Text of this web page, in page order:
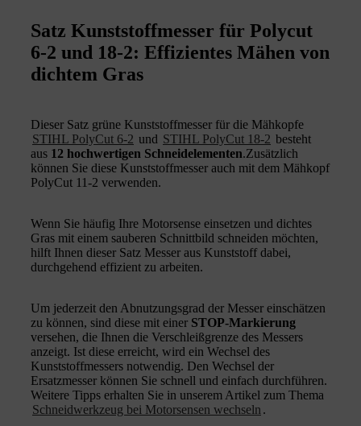
Satz Kunststoffmesser für Polycut
6-2 und 18-2: Effizientes Mähen von
dichtem Gras
Dieser Satz grüne Kunststoffmesser für die Mähkopfe
STIHL PolyCut 6-2 und STIHL PolyCut 18-2 besteht
aus 12 hochwertigen Schneidelementen.Zusätzlich
können Sie diese Kunststoffmesser auch mit dem Mähkopf
PolyCut 11-2 verwenden.
Wenn Sie häufig Ihre Motorsense einsetzen und dichtes
Gras mit einem sauberen Schnittbild schneiden möchten,
hilft Ihnen dieser Satz Messer aus Kunststoff dabei,
durchgehend effizient zu arbeiten.
Um jederzeit den Abnutzungsgrad der Messer einschätzen
zu können, sind diese mit einer STOP-Markierung
versehen, die Ihnen die Verschleißgrenze des Messers
anzeigt. Ist diese erreicht, wird ein Wechsel des
Kunststoffmessers notwendig. Den Wechsel der
Ersatzmesser können Sie schnell und einfach durchführen.
Weitere Tipps erhalten Sie in unserem Artikel zum Thema
Schneidwerkzeug bei Motorsensen wechseln .